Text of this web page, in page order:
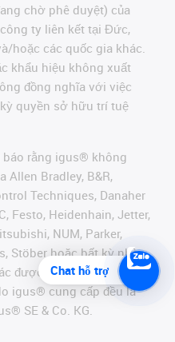
chờ phê duyệt) của
ty liên kết tại Đức,
hoặc các quốc gia khác.
khẩu hiệu không xuất
đồng nghĩa với việc
quyền sở hữu trí tuệ
báo rằng igus® không
Allen Bradley, B&R,
Techniques, Danaher
Festo, Heidenhain, Jetter,
NUM, Parker,
Stöber hoặc bất kỳ nhà
được đề cập trên
igus® cung cấp đều là
SE & Co. KG.
Chat hỗ trợ